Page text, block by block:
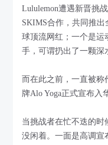
Lululemon遭遇新晋挑
SKIMS合作，共同推
球顶流网红；一个是运
手，可谓扔出了一颗深
而在此之前，一直被称
牌Alo Yoga正式宣布入
当挑战者在忙不迭的时
没闲着。一面是高调宣